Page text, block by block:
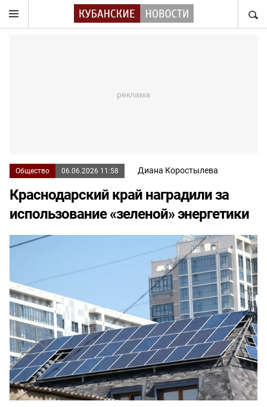
Общество 06.06.2026 11:58 Диана Коростылева
Краснодарский край наградили за
использование «зеленой» энергетики